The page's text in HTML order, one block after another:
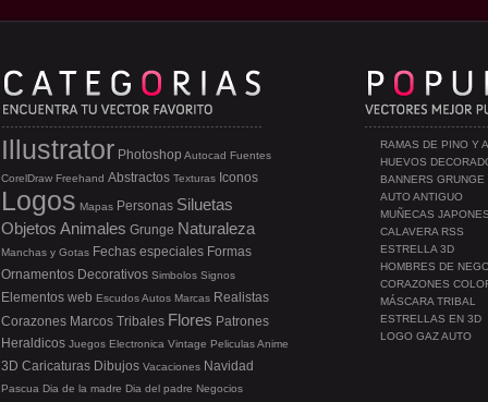
RAMAS DE PINO Y
HUEVOS
BANNERS GRUNGE
AUTO ANTIGUO
MUÑECAS
CALAVERA RSS
ESTRELLA 3D
HOMBRES DE
CORAZONES
MÁSCARA TRIBAL
ESTRELLAS EN 3D
LOGO GAZ AUTO
Illustrator Photoshop Autocad Fuentes
CorelDraw Freehand Abstractos Texturas Iconos
Logos Mapas Personas Siluetas
Objetos Animales Grunge Naturaleza
Manchas y Gotas Fechas especiales Formas
Ornamentos Decorativos Simbolos Signos
Elementos web EscudosAutos Marcas Realistas
Corazones Marcos Tribales Flores Patrones
Heraldicos Juegos Electronica Vintage PeliculasAnime
3D Caricaturas Dibujos Vacaciones Navidad
Pascua Dia de la madre Dia del padre Negocios